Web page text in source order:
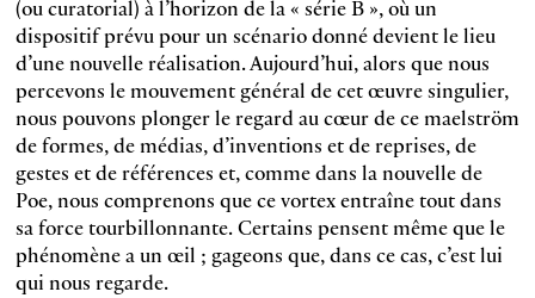
(ou curatorial) à l’horizon de la « série B », où un
dispositif prévu pour un scénario donné devient le lieu
d’une nouvelle réalisation. Aujourd’hui, alors que nous
percevons le mouvement général de cet œuvre singulier,
nous pouvons plonger le regard au cœur de ce maelström
de formes, de médias, d’inventions et de reprises, de
gestes et de références et, comme dans la nouvelle de
Poe, nous comprenons que ce vortex entraîne tout dans
sa force tourbillonnante. Certains pensent même que le
phénomène a un œil ; gageons que, dans ce cas, c’est lui
qui nous regarde.